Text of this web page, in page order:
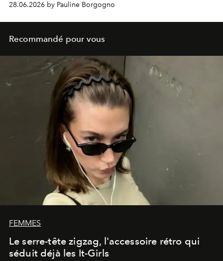
28.06.2026 by Pauline Borgogno
Recommandé pour vous
FEMMES
Le serre-tête zigzag, l'accessoire rétro qui
séduit déjà les It-Girls